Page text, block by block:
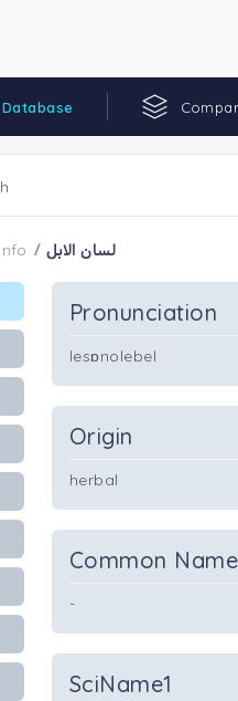
Database
لسان الابل
Pronunciation
lesɒnolebel
Origin
herbal
Common Name
-
SciName1